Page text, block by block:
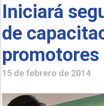
Iniciará
de
15 de febrero de 2014